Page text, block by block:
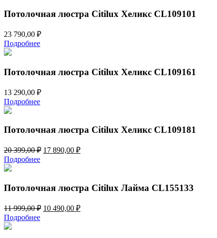
Потолочная люстра Citilux Хеликс CL109101
23 790,00 ₽
Подробнее
Потолочная люстра Citilux Хеликс CL109161
13 290,00 ₽
Подробнее
Потолочная люстра Citilux Хеликс CL109181
20 399,00₽ Первоначальная
17 890,00 ₽Текущая
Подробнее
Потолочная люстра Citilux Лайма CL155133
11 999,00₽ Первоначальная
10 490,00 ₽Текущая
Подробнее